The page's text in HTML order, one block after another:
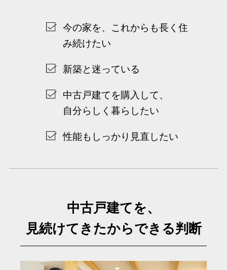
今の家を、これからも長く住
み続けたい
新築と迷っている
中古戸建てを購入して、
自分らしく暮らしたい
性能もしっかり見直したい
中古戸建てを、
見続けてきたからできる判断